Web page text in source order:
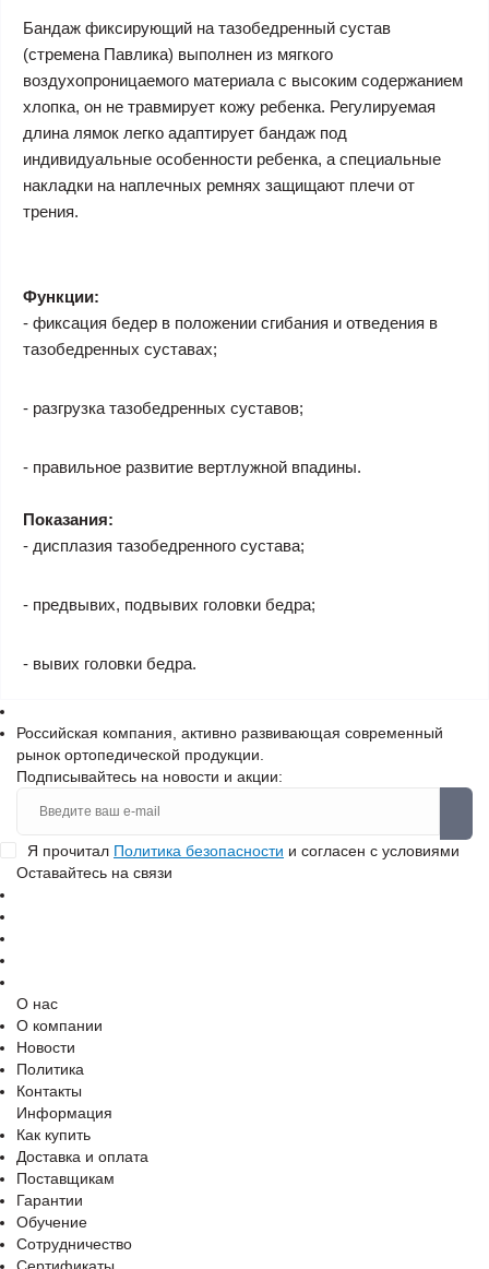
Бандаж фиксирующий на тазобедренный сустав
(стремена Павлика) выполнен из мягкого
воздухопроницаемого материала с высоким содержанием
хлопка, он не травмирует кожу ребенка. Регулируемая
длина лямок легко адаптирует бандаж под
индивидуальные особенности ребенка, а специальные
накладки на наплечных ремнях защищают плечи от
трения.
Функции:
- фиксация бедер в положении сгибания и отведения в
тазобедренных суставах;
- разгрузка тазобедренных суставов;
- правильное развитие вертлужной впадины.
Показания:
- дисплазия тазобедренного сустава;
- предвывих, подвывих головки бедра;
- вывих головки бедра.
Российская компания, активно развивающая современный
рынок ортопедической продукции.
Подписывайтесь на новости и акции:
Я прочитал Политика безопасности и согласен с условиями
Оставайтесь на связи
О нас
О компании
Новости
Политика
Контакты
Информация
Как купить
Доставка и оплата
Поставщикам
Гарантии
Обучение
Сотрудничество